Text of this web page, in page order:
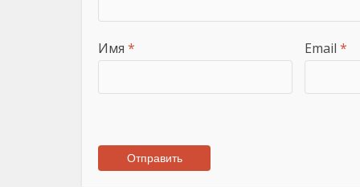
Имя * Email *